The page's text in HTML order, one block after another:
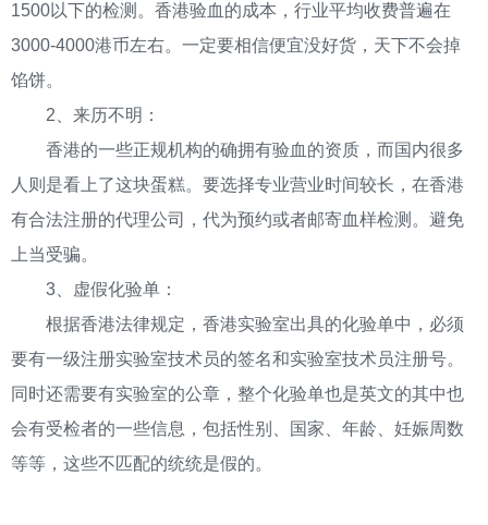
1500以下的检测。香港验血的成本，行业平均收费普遍在
3000-4000港币左右。一定要相信便宜没好货，天下不会掉
馅饼。
2、来历不明：
香港的一些正规机构的确拥有验血的资质，而国内很多
人则是看上了这块蛋糕。要选择专业营业时间较长，在香港
有合法注册的代理公司，代为预约或者邮寄血样检测。避免
上当受骗。
3、虚假化验单：
根据香港法律规定，香港实验室出具的化验单中，必须
要有一级注册实验室技术员的签名和实验室技术员注册号。
同时还需要有实验室的公章，整个化验单也是英文的其中也
会有受检者的一些信息，包括性别、国家、年龄、妊娠周数
等等，这些不匹配的统统是假的。